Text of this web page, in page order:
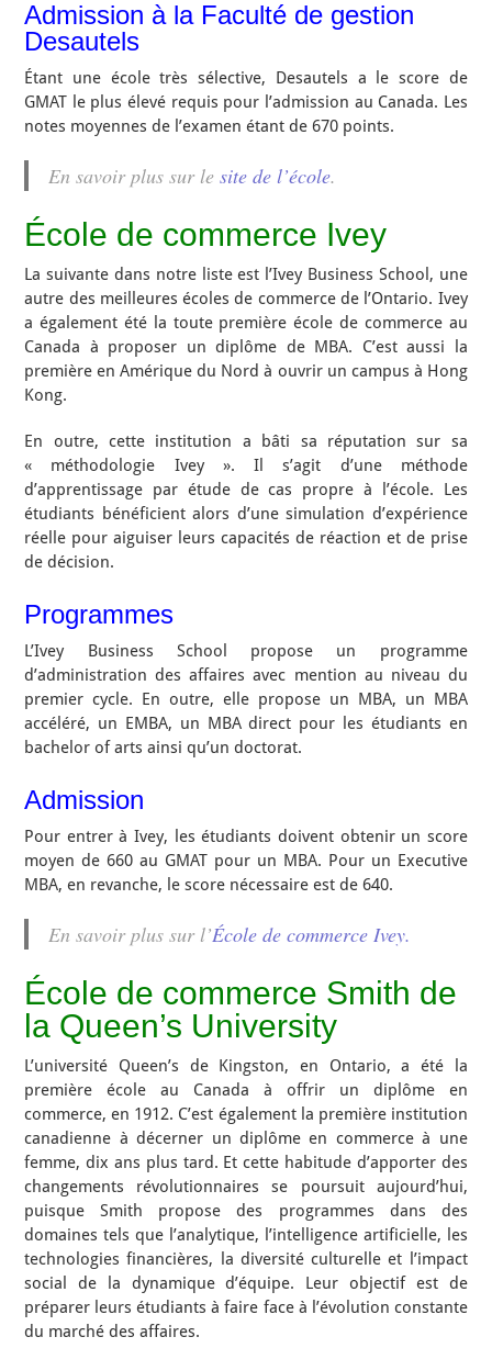
Admission à la Faculté de gestion
Desautels
Étant une école très sélective, Desautels a le score de
GMAT le plus élevé requis pour l’admission au Canada. Les
notes moyennes de l’examen étant de 670 points.
En savoir plus sur lesite de l’école.
École de commerce Ivey
La suivante dans notre liste est l’Ivey Business School, une
autre des meilleures écoles de commerce de l’Ontario. Ivey
a également été la toute première école de commerce au
Canada à proposer un diplôme de MBA. C’est aussi la
première en Amérique du Nord à ouvrir un campus à Hong
Kong.
En outre, cette institution a bâti sa réputation sur sa
« méthodologie Ivey ». Il s’agit d’une méthode
d’apprentissage par étude de cas propre à l’école. Les
étudiants bénéficient alors d’une simulation d’expérience
réelle pour aiguiser leurs capacités de réaction et de prise
de décision.
Programmes
L’Ivey Business School propose un programme
d’administration des affaires avec mention au niveau du
premier cycle. En outre, elle propose un MBA, un MBA
accéléré, un EMBA, un MBA direct pour les étudiants en
bachelor of arts ainsi qu’un doctorat.
Admission
Pour entrer à Ivey, les étudiants doivent obtenir un score
moyen de 660 au GMAT pour un MBA. Pour un Executive
MBA, en revanche, le score nécessaire est de 640.
En savoir plus sur l’École de commerce Ivey.
École de commerce Smith de
la Queen’s University
L’université Queen’s de Kingston, en Ontario, a été la
première école au Canada à offrir un diplôme en
commerce, en 1912. C’est également la première institution
canadienne à décerner un diplôme en commerce à une
femme, dix ans plus tard. Et cette habitude d’apporter des
changements révolutionnaires se poursuit aujourd’hui,
puisque Smith propose des programmes dans des
domaines tels que l’analytique, l’intelligence artificielle, les
technologies financières, la diversité culturelle et l’impact
social de la dynamique d’équipe. Leur objectif est de
préparer leurs étudiants à faire face à l’évolution constante
du marché des affaires.